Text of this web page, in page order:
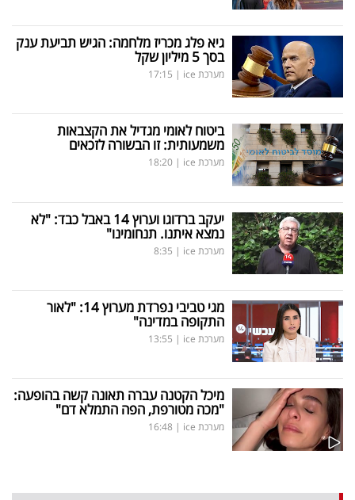
גיא פלג מכריז מלחמה: הגיש תביעת ענק
בסך 5 מיליון שקל
מערכת ice |
17:15
ביטוח לאומי מגדיל את הקצבאות
משמעותית: זו הבשורה לזכאים
מערכת ice |
18:20
יעקב ברדוגו וערוץ 14 באבל כבד: "לא
נמצא איתנו. תנחומינו"
מערכת ice |
8:35
מגי טביבי נפרדת מערוץ 14: "לאור
התקופה במדינה"
מערכת ice |
13:55
מיכל הקטנה עברה תאונה קשה בהופעה:
"מכה מטורפת, הפה התמלא דם"
מערכת ice |
16:48